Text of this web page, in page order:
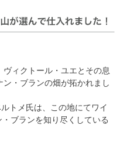
ヴィクトール・ユエとその息
・ブランの畑が拓かれまし
トメ氏は、この地にてワイ
ブランを知り尽くしている